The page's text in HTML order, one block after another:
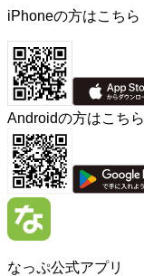
iPhoneの方はこちら
Androidの方はこちら
なっぷ公式アプリ